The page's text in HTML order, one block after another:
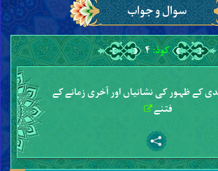
سوال و جواب
کوڈ:۴
کے ظہور کی نشانیاں اور آخری زمانے کے
فتنے